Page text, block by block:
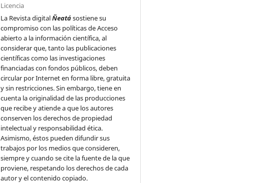
Licencia
La Revista digitalÑeatásostiene su
compromiso con las políticas de Acceso
abierto a la información científica, al
considerar que, tanto las publicaciones
científicas como las investigaciones
financiadas con fondos públicos, deben
circular por Internet en forma libre, gratuita
y sin restricciones. Sin embargo, tiene en
cuenta la originalidad de las producciones
que recibe y atiende a que los autores
conserven los derechos de propiedad
intelectual y responsabilidad ética.
Asimismo, éstos pueden difundir sus
trabajos por los medios que consideren,
siempre y cuando se cite la fuente de la que
proviene, respetando los derechos de cada
autor y el contenido copiado.